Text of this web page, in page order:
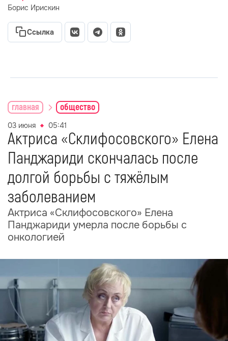
Борис Ирискин
Ссылка
главная общество
03 июня 05:41
Актриса «Склифосовского» Елена
Панджариди скончалась после
долгой борьбы с тяжёлым
заболеванием
Актриса «Склифосовского» Елена
Панджариди умерла после борьбы с
онкологией